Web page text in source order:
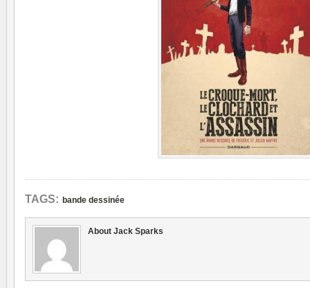
TAGS: bande dessinée
About Jack Sparks